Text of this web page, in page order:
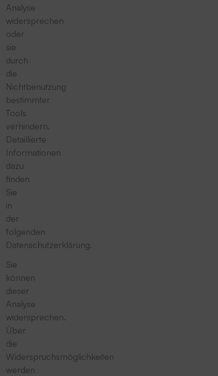
Analyse
widersprechen
oder
sie
durch
die
Nichtbenutzung
bestimmter
Tools
verhindern.
Detaillierte
Informationen
dazu
finden
Sie
in
der
folgenden
Datenschutzerklärung.
Sie
können
dieser
Analyse
widersprechen.
Über
die
Widerspruchsmöglichkeiten
werden